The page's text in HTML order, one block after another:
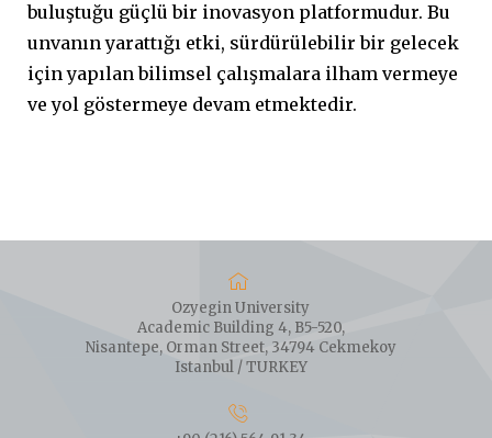
buluştuğu güçlü bir inovasyon platformudur. Bu
unvanın yarattığı etki, sürdürülebilir bir gelecek
için yapılan bilimsel çalışmalara ilham vermeye
ve yol göstermeye devam etmektedir.
Ozyegin University
Academic Building 4, B5-520,
Nisantepe, Orman Street, 34794 Cekmekoy
Istanbul / TURKEY